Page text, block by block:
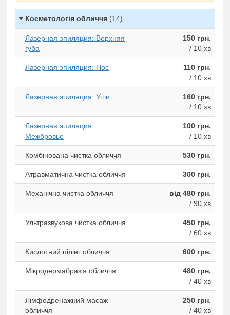
Косметологія обличчя (14)
Лазерная эпиляция: Верхняя
губа
150 грн.
/ 10 хв
Лазерная эпиляция: Нос
110 грн.
/ 10 хв
Лазерная эпиляция: Уши
160 грн.
/ 10 хв
Лазерная эпиляция:
Межбровье
100 грн.
/ 10 хв
Комбінована чистка обличчя 530 грн.
Атравматична чистка обличчя 300 грн.
Механічна чистка обличчя
від 480 грн.
/ 90 хв
Ультразвукова чистка обличчя
450 грн.
/ 60 хв
Кислотний пілінг обличчя 600 грн.
Мікродермабразія обличчя
480 грн.
/ 40 хв
Лімфодренажний масаж
обличчя
250 грн.
/ 40 хв